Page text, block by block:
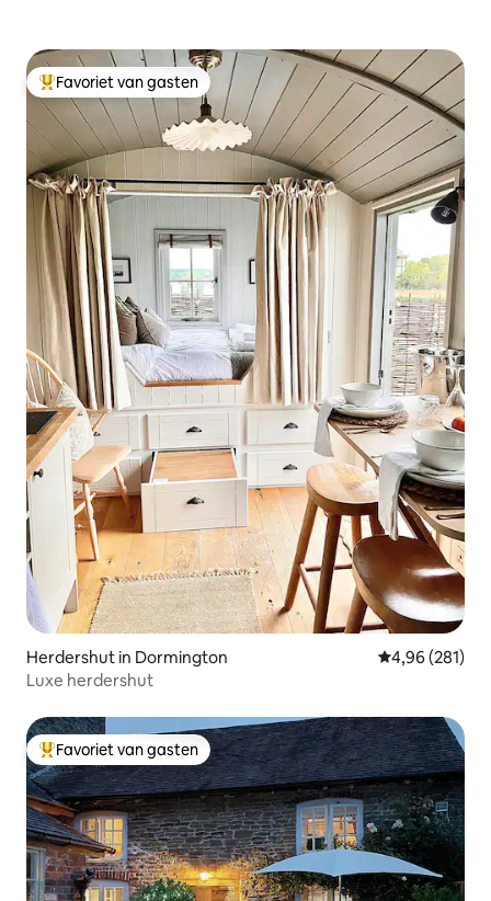
Topfavoriet van gasten
Favoriet van gasten
Herdershut in Dormington Gemiddelde
4,96 (281)
Luxe herdershut
Topfavoriet van gasten
Favoriet van gasten